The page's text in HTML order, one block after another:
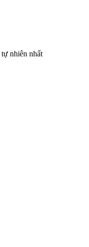
nhiên nhất